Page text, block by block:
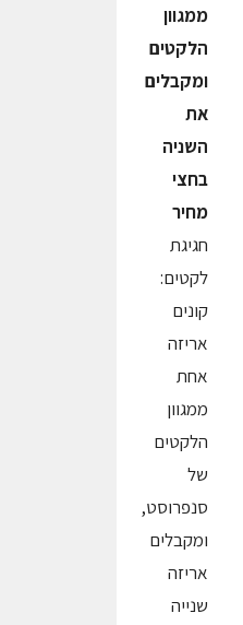
ממגוון
הלקטים
ומקבלים
את
השניה
בחצי
מחיר
חגיגת
לקטים:
קונים
אריזה
אחת
ממגוון
הלקטים
של
סנפרוסט,
ומקבלים
אריזה
שנייה